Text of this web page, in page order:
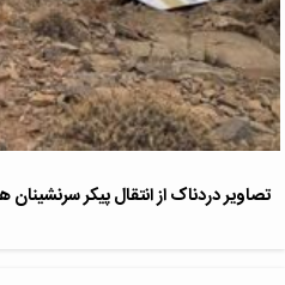
تصاویر دردناک از انتقال پیکر